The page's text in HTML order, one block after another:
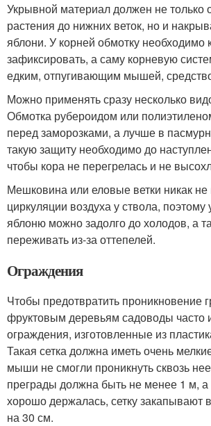
Укрывной материал должен не только
растения до нижних веток, но и
яблони. У корней обмотку необходимо
зафиксировать, а саму корневую
едким, отпугивающим мышей,
Можно применять сразу несколько
Обмотка рубероидом или
перед заморозками, а лучше в
такую защиту необходимо до
чтобы кора не перегрелась и не
Мешковина или еловые ветки никак
циркуляции воздуха у ствола, поэтому
яблоню можно задолго до холодов, а
переживать из-за оттепелей.
Ограждения
Чтобы предотвратить проникновение
фруктовым деревьям садоводы часто
ограждения, изготовленные из
Такая сетка должна иметь очень
мыши не смогли проникнуть сквозь
преграды должна быть не менее 1 м,
хорошо держалась, сетку
на 30 см.